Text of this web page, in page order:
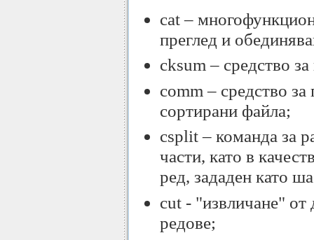
cat –
преглед и
cksum – средство
comm – средство
сортирани файла;
csplit – команда за
части, като в
ред, зададен като
cut - "извличане" от
редове;